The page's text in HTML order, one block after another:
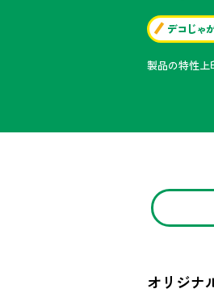
デコじゃ
製品の特性上
オリジナ